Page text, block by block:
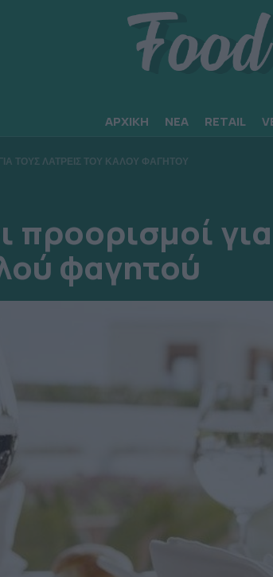
ΑΡΧΙΚΗ ΝΕΑ RETAIL
ΤΟΥΣ ΛΑΤΡΕΙΣ ΤΟΥ ΚΑΛΟΥ ΦΑΓΗΤΟΥ
προορισμοί
φαγητού